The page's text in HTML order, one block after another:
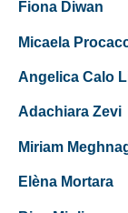
Fiona Diwan
Micaela
Angelica Calo
Adachiara Zevi
Miriam
Elèna Mortara